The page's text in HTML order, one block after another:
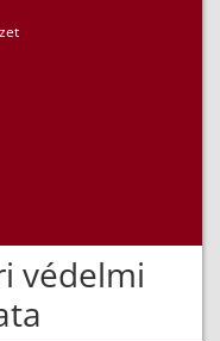
védelmi